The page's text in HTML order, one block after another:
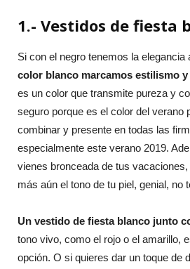
1.- Vestidos de fiesta
Si con el negro tenemos la elegancia
color blanco marcamos estilismo y
es un color que transmite pureza y
seguro porque es el color del verano
combinar y presente en todas las
especialmente este verano 2019.
vienes bronceada de tus
más aún el tono de tu piel, genial, no
Un vestido de fiesta blanco junto
tono vivo, como el rojo o el amarillo,
opción. O si quieres dar un toque de